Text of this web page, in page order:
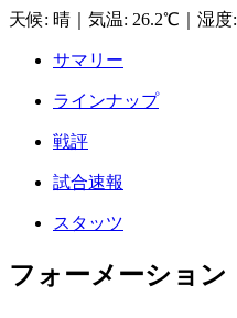
天候: 晴 気温: 26.2℃ 湿度:
サマリー
ラインナップ
戦評
試合速報
スタッツ
フォーメーション